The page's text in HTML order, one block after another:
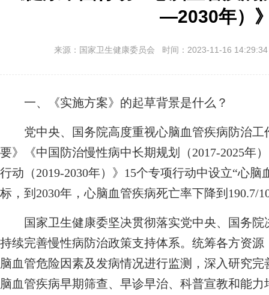
—2030年）
来源：国家卫生健康委员会 时间：2023-11-16
一、《实施方案》的起草背景是什么？
党中央、国务院高度重视心脑血管疾病防治工
要》《中国防治慢性病中长期规划（2017-2025年
行动（2019-2030年）》15个专项行动中设立“心
标，到2030年，心脑血管疾病死亡率下降到190.7/
国家卫生健康委坚决贯彻落实党中央、国务院
持续完善慢性病防治政策支持体系。统筹各方资
脑血管危险因素及发病情况进行监测，深入研究
脑血管疾病早期筛查、早诊早治、科普宣教和能